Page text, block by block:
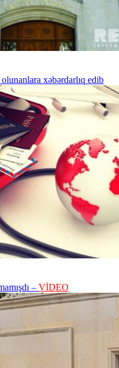
xəbərdarlıq edib
– VİDEO